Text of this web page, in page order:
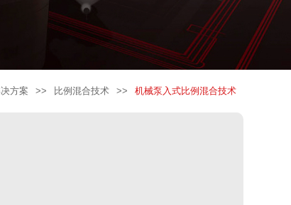
方案 >> 比例混合技术 >> 机械泵入式比例混合技术